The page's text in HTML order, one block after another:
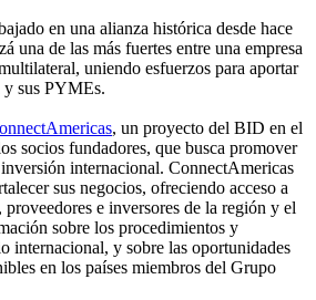
en una alianza histórica desde hace
una de las más fuertes entre una empresa
uniendo esfuerzos para aportar
y sus PYMEs.
, un proyecto del BID en el
socios fundadores, que busca promover
internacional. ConnectAmericas
sus negocios, ofreciendo acceso a
proveedores e inversores de la región y el
sobre los procedimientos y
internacional, y sobre las oportunidades
en los países miembros del Grupo